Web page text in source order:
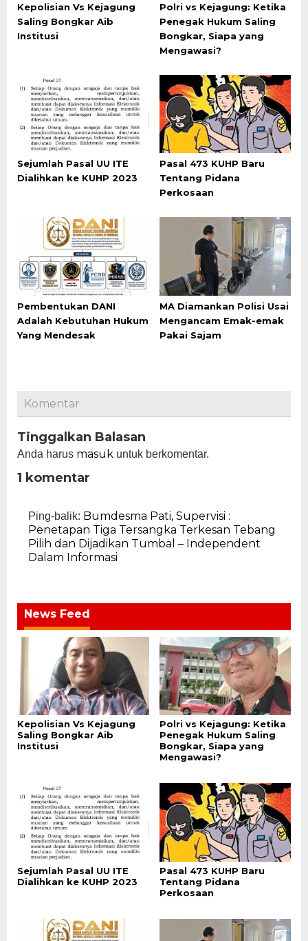
Kepolisian Vs Kejagung
Saling Bongkar Aib
Institusi
Polri vs Kejagung: Ketika
Penegak Hukum Saling
Bongkar, Siapa yang
Mengawasi?
Sejumlah Pasal UU ITE
Dialihkan ke KUHP 2023
Pasal 473 KUHP Baru
Tentang Pidana
Perkosaan
Pembentukan DANI
Adalah Kebutuhan Hukum
Yang Mendesak
MA Diamankan Polisi Usai
Mengancam Emak-emak
Pakai Sajam
Komentar
Tinggalkan Balasan
Anda harus masuk untuk berkomentar.
1 komentar
Ping-balik: Bumdesma Pati, Supervisi :
Penetapan Tiga Tersangka Terkesan Tebang
Pilih dan Dijadikan Tumbal – Independent
Dalam Informasi
News Feed
Kepolisian Vs Kejagung
Saling Bongkar Aib
Institusi
Polri vs Kejagung: Ketika
Penegak Hukum Saling
Bongkar, Siapa yang
Mengawasi?
Sejumlah Pasal UU ITE
Dialihkan ke KUHP 2023
Pasal 473 KUHP Baru
Tentang Pidana
Perkosaan